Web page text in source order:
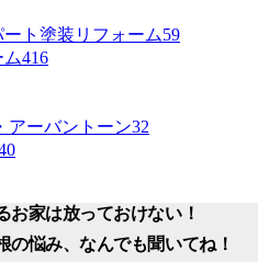
ト塗装リフォーム59
416
アーバントーン32
お家は放っておけない！
の悩み、なんでも聞いてね！